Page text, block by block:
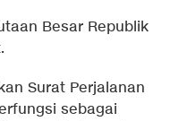
Besar Republik
Surat Perjalanan
sebagai